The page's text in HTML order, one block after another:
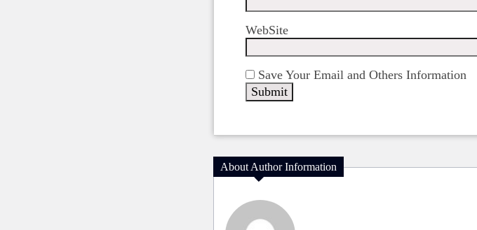
WebSite
Save Your Email and Others Information
About Author Information